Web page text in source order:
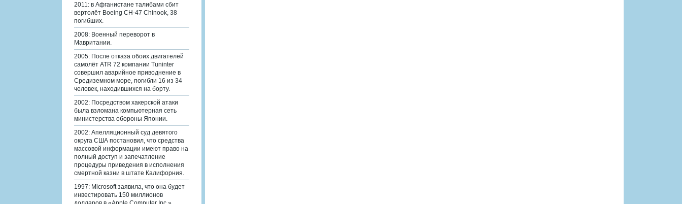
2011: в Афганистане талибами сбит
вертолёт Boeing CH-47 Chinook, 38
погибших.
2008: Военный переворот в
Мавритании.
2005: После отказа обоих двигателей
самолёт ATR 72 компании Tuninter
совершил аварийное приводнение в
Средиземном море, погибли 16 из 34
человек, находившихся на борту.
2002: Посредством хакерской атаки
была взломана компьютерная сеть
министерства обороны Японии.
2002: Апелляционный суд девятого
округа США постановил, что средства
массовой информации имеют право на
полный доступ и запечатление
процедуры приведения в исполнения
смертной казни в штате Калифорния.
1997: Microsoft заявила, что она будет
инвестировать 150 миллионов